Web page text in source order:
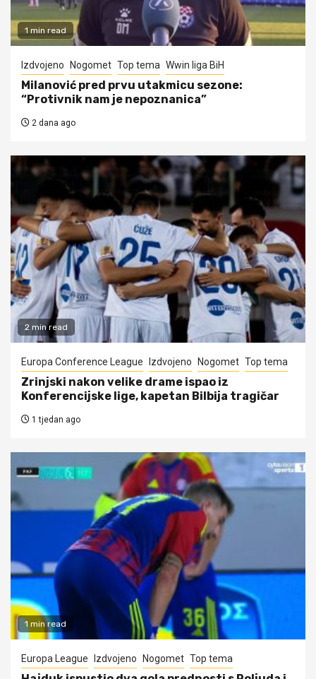
1 min read
Izdvojeno Nogomet Top tema Wwin liga BiH
Milanović pred prvu utakmicu sezone:
“Protivnik nam je nepoznanica”
2 dana ago
2 min read
Europa Conference League Izdvojeno Nogomet Top tema
Zrinjski nakon velike drame ispao iz
Konferencijske lige, kapetan Bilbija tragičar
1 tjedan ago
1 min read
Europa League Izdvojeno Nogomet Top tema